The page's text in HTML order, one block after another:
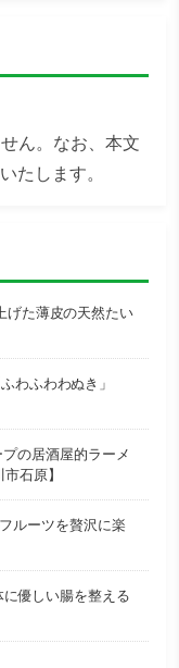
ん。なお、本文
たします。
げた薄皮の天然たい
わふわわぬき」
の居酒屋的ラーメ
石原】
ルーツを贅沢に楽
優しい腸を整える